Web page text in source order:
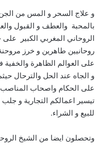
و علاج السحر و المس من
بالمحبة والعطف و القبول
الروحاني المغربي الكبير
روحانيين طاهرين و خرز
على العوالم الظاهرة
و الجاه عند الحل والترحال
على الحكام واصحاب المناصب
تيسير اعمالكم التجارية و جلب
للبيع و الشراء.
وتحصلون ايضا من الشيخ